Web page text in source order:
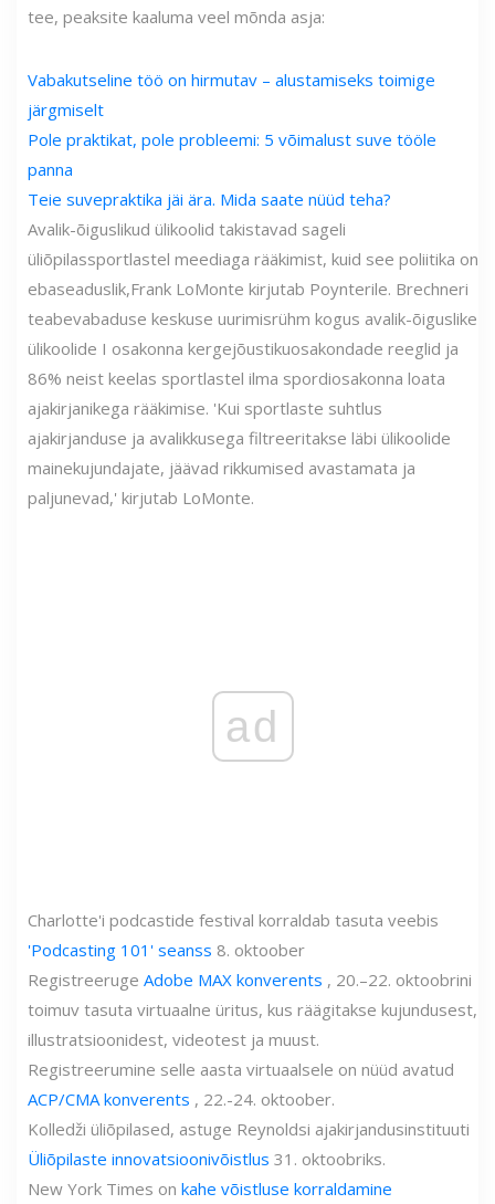
tee, peaksite kaaluma veel mõnda asja:
Vabakutseline töö on hirmutav – alustamiseks toimige
järgmiselt
Pole praktikat, pole probleemi: 5 võimalust suve tööle
panna
Teie suvepraktika jäi ära. Mida saate nüüd teha?
Avalik-õiguslikud ülikoolid takistavad sageli
üliõpilassportlastel meediaga rääkimist, kuid see poliitika on
ebaseaduslik,Frank LoMonte kirjutab Poynterile. Brechneri
teabevabaduse keskuse uurimisrühm kogus avalik-õiguslike
ülikoolide I osakonna kergejõustikuosakondade reeglid ja
86% neist keelas sportlastel ilma spordiosakonna loata
ajakirjanikega rääkimise. 'Kui sportlaste suhtlus
ajakirjanduse ja avalikkusega filtreeritakse läbi ülikoolide
mainekujundajate, jäävad rikkumised avastamata ja
paljunevad,' kirjutab LoMonte.
ad
Charlotte'i podcastide festival korraldab tasuta veebis
'Podcasting 101' seanss 8. oktoober
Registreeruge Adobe MAX konverents , 20.–22. oktoobrini
toimuv tasuta virtuaalne üritus, kus räägitakse kujundusest,
illustratsioonidest, videotest ja muust.
Registreerumine selle aasta virtuaalsele on nüüd avatud
ACP/CMA konverents , 22.-24. oktoober.
Kolledži üliõpilased, astuge Reynoldsi ajakirjandusinstituuti
Üliõpilaste innovatsioonivõistlus 31. oktoobriks.
New York Times on kahe võistluse korraldamine